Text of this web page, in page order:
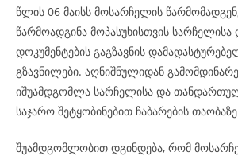
წლის 06 მაისს მოსარჩელის
წარმოადგინა მოპასუხისთვის
დოკუმენტების გაგზავნის
გზავნილები. აღნიშნულიდან
იშუამდგომლა სარჩელისა და
საჯარო შეტყობინებით ჩაბარების
შუამდგომლობით დგინდება, რომ